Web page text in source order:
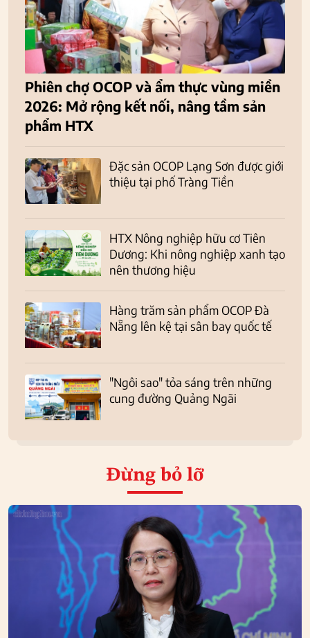
Phiên chợ OCOP và ẩm thực vùng miền
2026: Mở rộng kết nối, nâng tầm sản
phẩm HTX
Đặc sản OCOP Lạng Sơn được giới
thiệu tại phố Tràng Tiền
HTX Nông nghiệp hữu cơ Tiên
Dương: Khi nông nghiệp xanh tạo
nên thương hiệu
Hàng trăm sản phẩm OCOP Đà
Nẵng lên kệ tại sân bay quốc tế
"Ngôi sao" tỏa sáng trên những
cung đường Quảng Ngãi
Đừng bỏ lỡ